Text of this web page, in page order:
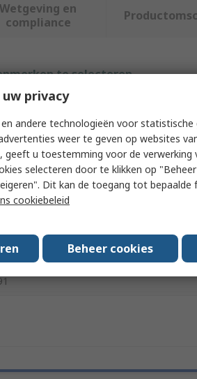
Wetgeving en
compliance
te selecteren.
Solenoid Coil Solenoid Valve Coil
ac
privacy
andere technologieën voor statistische
weer te geven op websites
geeft u toestemming voor de verwerking
selecteren door te klikken op
Dit kan de toegang tot bepaalde
cookiebeleid
Beheer cookies